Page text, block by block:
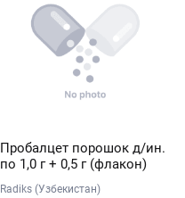
Пробалцет порошок д/ин.
по 1,0 г + 0,5 г (флакон)
Radiks (Узбекистан)